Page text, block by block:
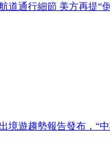
道通行細節 美方再提“
境遊趨勢報告發布，“